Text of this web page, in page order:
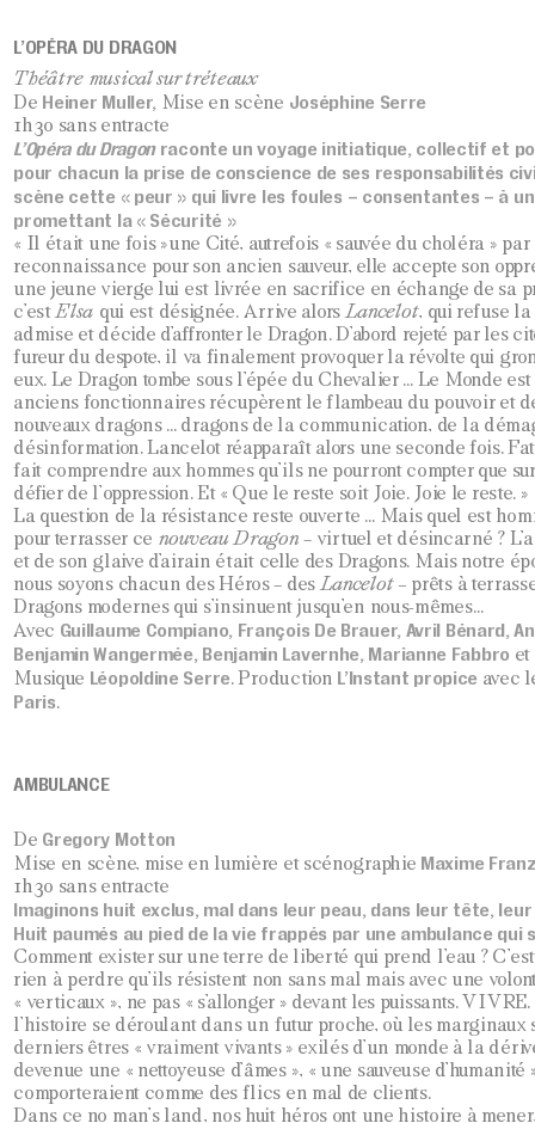
L’OPÉRA DU DRAGON
Théâtre musical sur tréteaux
De Heiner Muller, Mise en scène Joséphine Serre
1h30 sans entracte
L’Opéra du Dragonraconte un voyage initiatique, collectif et
pour chacun la prise de conscience de ses responsabilités
scène cette « peur » qui livre les foules – consentantes – à
promettant la « Sécurité »
« Il était une fois »une Cité, autrefois « sauvée du choléra » par
reconnaissance pour son ancien sauveur, elle accepte son
une jeune vierge lui est livrée en sacrifice en échange de sa
c’estElsa qui est désignée. Arrive alors Lancelot, qui refuse
admise et décide d’affronter le Dragon. D’abord rejeté par les
fureur du despote, il va finalement provoquer la révolte qui
eux. Le Dragon tombe sous l’épée du Chevalier … Le Monde
anciens fonctionnaires récupèrent le flambeau du pouvoir et
nouveaux dragons … dragons de la communication, de la
désinformation. Lancelot réapparaît alors une seconde fois.
fait comprendre aux hommes qu’ils ne pourront compter que
défier de l’oppression. Et « Que le reste soit Joie. Joie le reste. »
La question de la résistance reste ouverte … Mais quel est
pour terrasser ce nouveau Dragon – virtuel et désincarné ?
et de son glaive d’airain était celle des Dragons. Mais notre
nous soyons chacun des Héros – des Lancelot – prêts à
Dragons modernes qui s’insinuent jusqu’en nous-mêmes…
Avec Guillaume Compiano, François De Brauer, Avril Bénard,
Benjamin Wangermée, Benjamin Lavernhe, Marianne Fabbro et
Musique Léopoldine Serre. Production L’Instant propice avec
Paris.
AMBULANCE
De Gregory Motton
Mise en scène, mise en lumière et scénographie Maxime
1h30 sans entracte
Imaginons huit exclus, mal dans leur peau, dans leur tête,
Huit paumés au pied de la vie frappés par une ambulance qui
Comment exister sur une terre de liberté qui prend l’eau ?
rien à perdre qu’ils résistent non sans mal mais avec une
« verticaux », ne pas « s’allonger » devant les puissants.
l’histoire se déroulant dans un futur proche, où les marginaux
derniers êtres « vraiment vivants » exilés d’un monde à la
devenue une « nettoyeuse d’âmes », « une sauveuse
comporteraient comme des flics en mal de clients.
Dans ce no man’s land, nos huit héros ont une histoire à